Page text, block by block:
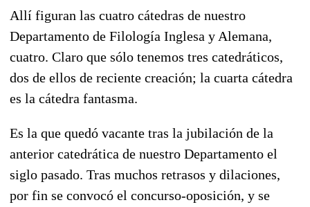
Allí figuran las cuatro cátedras de nuestro
Departamento de Filología Inglesa y Alemana,
cuatro. Claro que sólo tenemos tres catedráticos,
dos de ellos de reciente creación; la cuarta cátedra
es la cátedra fantasma.
Es la que quedó vacante tras la jubilación de la
anterior catedrática de nuestro Departamento el
siglo pasado. Tras muchos retrasos y dilaciones,
por fin se convocó el concurso-oposición, y se